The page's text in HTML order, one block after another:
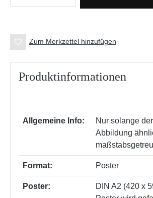
Zum Merkzettel hinzufügen
Produktinformationen
Allgemeine Info:
Nur solange
Abbildung
maßstabsgetreu
Format: Poster
Poster: DIN A2 (420 x